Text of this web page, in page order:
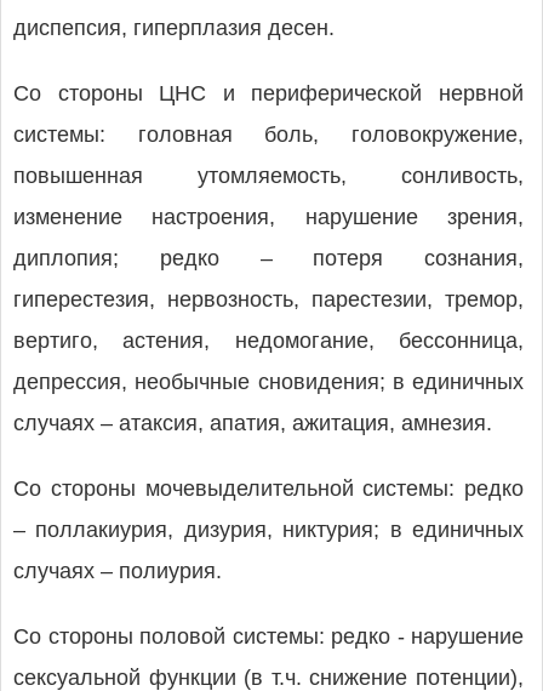
диспепсия, гиперплазия десен.
Со стороны ЦНС и периферической нервной
системы: головная боль, головокружение,
повышенная утомляемость, сонливость,
изменение настроения, нарушение зрения,
диплопия; редко – потеря сознания,
гиперестезия, нервозность, парестезии, тремор,
вертиго, астения, недомогание, бессонница,
депрессия, необычные сновидения; в единичных
случаях – атаксия, апатия, ажитация, амнезия.
Со стороны мочевыделительной системы: редко
– поллакиурия, дизурия, никтурия; в единичных
случаях – полиурия.
Со стороны половой системы: редко - нарушение
сексуальной функции (в т.ч. снижение потенции),